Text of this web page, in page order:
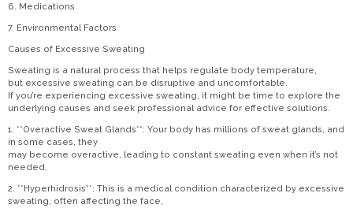
6. Medications
7. Environmental Factors
Causes of Excessive Sweating
Sweating is a natural process that helps regulate body temperature,
but excessive sweating can be disruptive and uncomfortable.
If you’re experiencing excessive sweating, it might be time to explore the
underlying causes and seek professional advice for effective solutions.
1. **Overactive Sweat Glands**: Your body has millions of sweat glands, and
in some cases, they
may become overactive, leading to constant sweating even when it’s not
needed.
2. **Hyperhidrosis**: This is a medical condition characterized by excessive
sweating, often affecting the face,